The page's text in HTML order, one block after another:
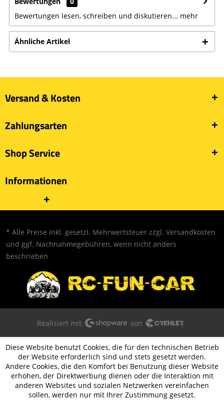
Bewertungen lesen, schreiben und diskutieren... mehr
Ähnliche Artikel
Versand & Kosten
Zahlungsarten
Shop Service
Informationen
* Alle Preise inkl. gesetzl. Mehrwertsteuer zzgl. Versandkosten
und ggf. Nachnahmegebühren, wenn nicht anders
beschrieben
Realisiert mit von
Diese Website benutzt Cookies, die für den technischen Betrieb
der Website erforderlich sind und stets gesetzt werden.
Andere Cookies, die den Komfort bei Benutzung dieser Website
erhöhen, der Direktwerbung dienen oder die Interaktion mit
anderen Websites und sozialen Netzwerken vereinfachen
sollen, werden nur mit Ihrer Zustimmung gesetzt.